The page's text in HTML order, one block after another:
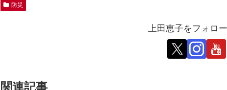
防災
上田恵子をフォロ
関連記事